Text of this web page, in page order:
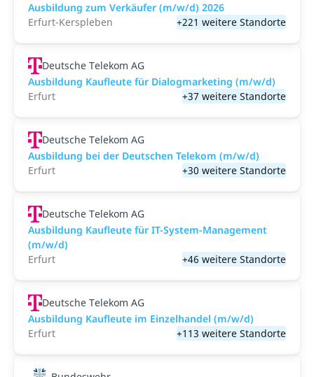
Ausbildung zum Verkäufer (m/w/d) 2026
Erfurt-Kerspleben
+221 weitere Standorte
Deutsche Telekom AG
Ausbildung Kaufleute für Dialogmarketing (m/w/d)
Erfurt
+37 weitere Standorte
Deutsche Telekom AG
Ausbildung bei der Deutschen Telekom (m/w/d)
Erfurt
+30 weitere Standorte
Deutsche Telekom AG
Ausbildung Kaufleute für IT-System-Management
(m/w/d)
Erfurt
+46 weitere Standorte
Deutsche Telekom AG
Ausbildung Kaufleute im Einzelhandel (m/w/d)
Erfurt
+113 weitere Standorte